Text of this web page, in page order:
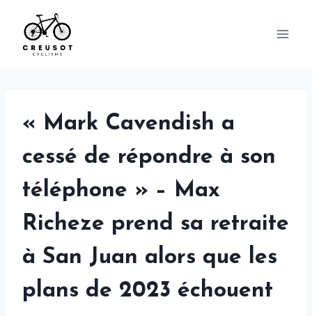
content
« Mark Cavendish a
cessé de répondre à son
téléphone » – Max
Richeze prend sa retraite
à San Juan alors que les
plans de 2023 échouent